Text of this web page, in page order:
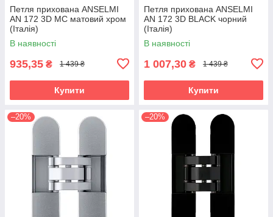
Петля прихована ANSELMI
AN 172 3D MC матовий хром
(Італія)
В наявності
935,35 ₴ 1 439 ₴
Купити
Петля прихована ANSELMI
AN 172 3D BLACK чорний
(Італія)
В наявності
1 007,30 ₴ 1 439 ₴
Купити
–20% –20%